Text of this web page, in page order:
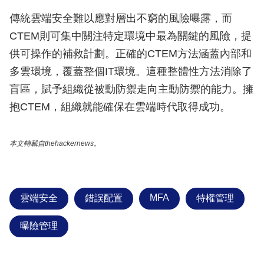
傳統雲端安全難以應對層出不窮的風險曝露，而
CTEM則可集中關注特定環境中最為關鍵的風險，提
供可操作的補救計劃。正確的CTEM方法涵蓋內部和
多雲環境，覆蓋整個IT環境。這種整體性方法消除了
盲區，賦予組織從被動防禦走向主動防禦的能力。擁
抱CTEM，組織就能確保在雲端時代取得成功。
本文轉載自thehackernews。
雲端安全 錯誤配置 MFA 特權管理
曝險管理